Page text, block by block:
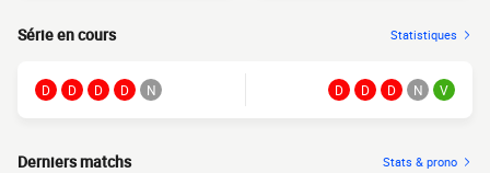
Série en cours Statistiques
D D D D N D D D N V
Derniers matchs Stats & prono